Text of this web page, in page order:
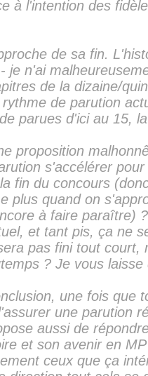
à l'intention des
de sa fin.
je n'ai
de la dizaine/
de parution
parues d'ici au 15,
proposition
s'accélérer
fin du concours
plus quand on
à faire paraître)
et tant pis, ça ne
pas fini tout court,
? Je vous laisse
une fois que
une parution
aussi de
et son avenir en
ceux que ça